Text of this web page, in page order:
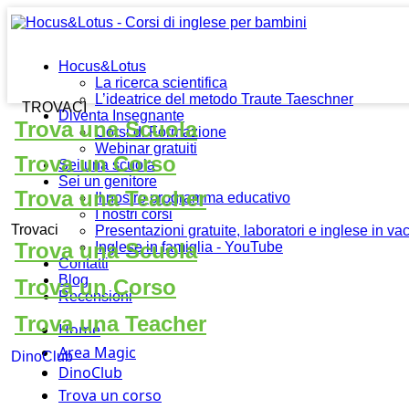
Hocus&Lotus
La ricerca scientifica
L’ideatrice del metodo Traute Taeschner
Diventa Insegnante
Corsi di Formazione
Webinar gratuiti
Sei una scuola
Sei un genitore
Il nostro programma educativo
I nostri corsi
Presentazioni gratuite, laboratori e inglese in
Inglese in famiglia - YouTube
Contatti
Blog
Recensioni
Home
Area Magic
DinoClub
Trova un corso
TROVACI
Trova una Scuola
Trova un Corso
Trova una Teacher
Trovaci
Trova una Scuola
Trova un Corso
Trova una Teacher
DinoClub